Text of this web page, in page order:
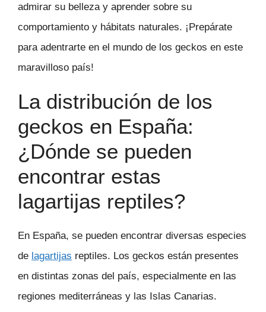
admirar su belleza y aprender sobre su
comportamiento y hábitats naturales. ¡Prepárate
para adentrarte en el mundo de los geckos en este
maravilloso país!
La distribución de los
geckos en España:
¿Dónde se pueden
encontrar estas
lagartijas reptiles?
En España, se pueden encontrar diversas especies
de lagartijas reptiles. Los geckos están presentes
en distintas zonas del país, especialmente en las
regiones mediterráneas y las Islas Canarias.